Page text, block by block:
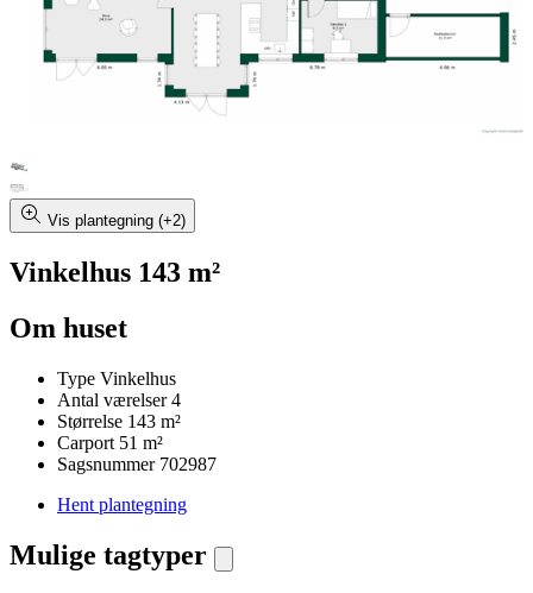
Vis plantegning (+2)
Vinkelhus 143 m²
Om huset
Type Vinkelhus
Antal værelser 4
Størrelse 143 m²
Carport 51 m²
Sagsnummer 702987
Hent plantegning
Mulige tagtyper